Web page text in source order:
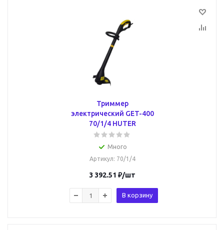
Триммер
электрический GET-400
70/1/4 HUTER
Много
Артикул: 70/1/4
3 392.51 ₽/шт
В корзину